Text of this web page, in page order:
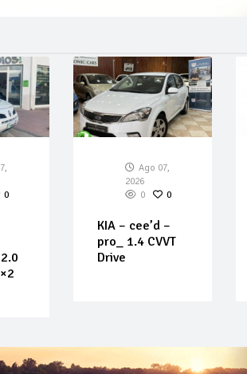
0
Ago 07,
2026
0
0
KIA – cee’d –
pro_ 1.4 CVVT
Drive